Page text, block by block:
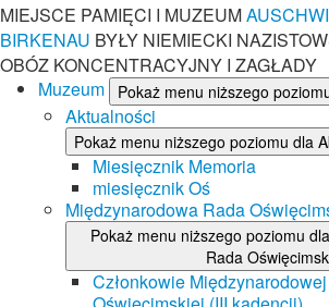
MIEJSCE PAMIĘCI I MUZEUM
BIRKENAU BYŁY NIEMIECKI
OBÓZ KONCENTRACYJNY I ZAGŁADY
Muzeum
Pokaż menu niższego
Aktualności
Pokaż menu niższego poziomu dla
Miesięcznik Memoria
miesięcznik Oś
Międzynarodowa Rada
Pokaż menu niższego poziomu
Rada
Członkowie